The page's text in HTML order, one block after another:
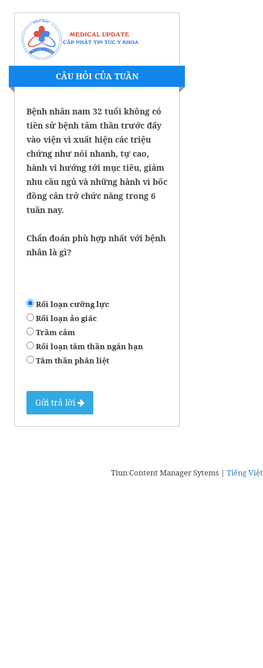
CÂU HỎI CỦA TUẦN
Bệnh nhân nam 32 tuổi không có
tiền sử bệnh tâm thần trước đấy
vào viện vì xuất hiện các triệu
chứng như nói nhanh, tự cao,
hành vi hướng tới mục tiêu, giảm
nhu cầu ngủ và những hành vi bốc
đồng cản trở chức năng trong 6
tuần nay.
Chẩn đoán phù hợp nhất với bệnh
nhân là gì?
Rối loạn cưỡng lực
Rối loạn ảo giác
Trầm cảm
Rối loạn tâm thần ngắn hạn
Tâm thần phân liệt
Gửi trả lời
Tiun Content Manager Sytems | Tiếng Việt